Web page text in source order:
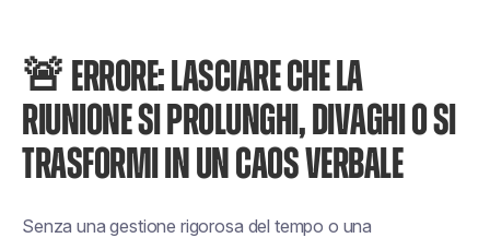
🚨 ERRORE: LASCIARE CHE LA
RIUNIONE SI PROLUNGHI, DIVAGHI O SI
TRASFORMI IN UN CAOS VERBALE
Senza una gestione rigorosa del tempo o una